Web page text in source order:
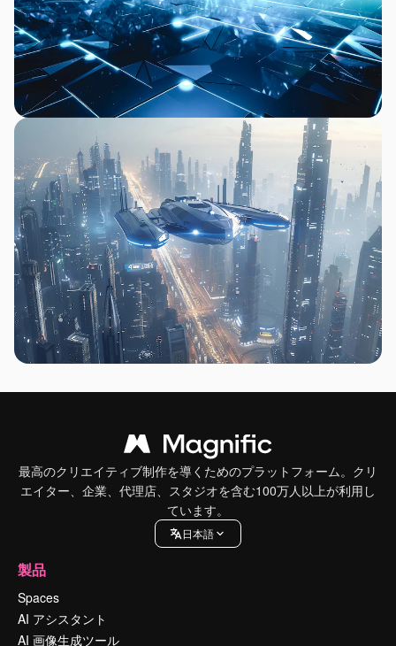
最高のクリエイティブ制作を導くためのプラットフォーム。クリ
エイター、企業、代理店、スタジオを含む100万人以上が利用し
ています。
日本語
製品
Spaces
AI アシスタント
AI 画像生成ツール